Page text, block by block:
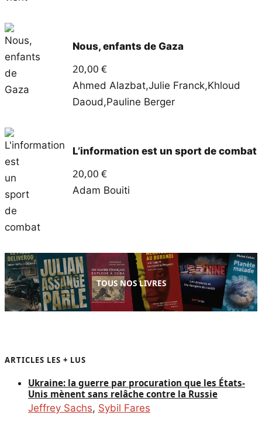
Nous, enfants de Gaza
20,00 €
Ahmed Alazbat,Julie Franck,Khloud
Daoud,Pauline Berger
L’information est un sport de combat
20,00 €
Adam Bouiti
TOUS NOS LIVRES
ARTICLES LES + LUS
Ukraine: la guerre par procuration que les États-
Unis mènent sans relâche contre la Russie
Jeffrey Sachs, Sybil Fares